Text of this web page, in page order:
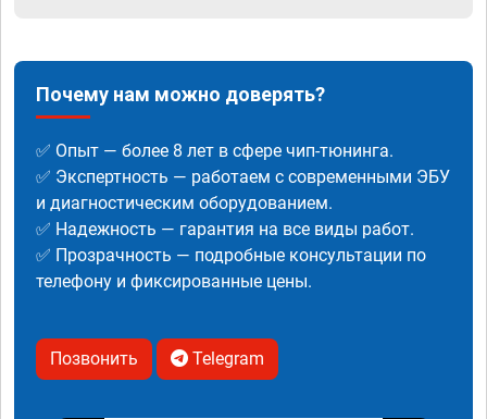
Почему нам можно доверять?
✅ Опыт — более 8 лет в сфере чип-тюнинга.
✅ Экспертность — работаем с современными ЭБУ
и диагностическим оборудованием.
✅ Надежность — гарантия на все виды работ.
✅ Прозрачность — подробные консультации по
телефону и фиксированные цены.
Позвонить Telegram